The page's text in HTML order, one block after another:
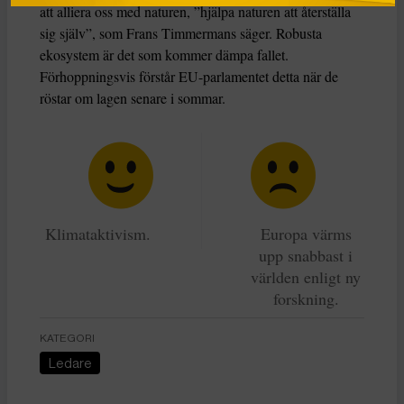
att alliera oss med naturen, ”hjälpa naturen att återställa
sig själv”, som Frans Timmermans säger. Robusta
ekosystem är det som kommer dämpa fallet.
Förhoppningsvis förstår EU-parlamentet detta när de
röstar om lagen senare i sommar.
Klimataktivism.
Europa värms
upp snabbast i
världen enligt ny
forskning.
KATEGORI
Ledare